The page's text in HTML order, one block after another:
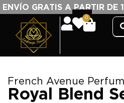
ENVÍO GRATIS A PARTIR DE
0
French Avenue
Royal Blend